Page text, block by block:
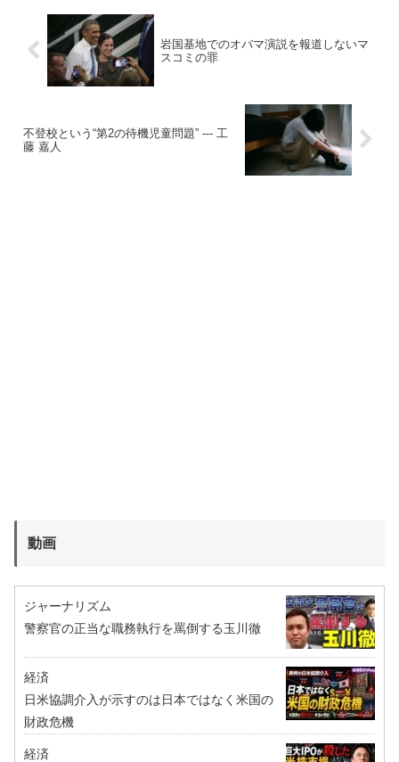
岩国基地でのオバマ演説を報道しないマ
スコミの罪
不登校という“第2の待機児童問題” --- 工
藤 嘉人
動画
ジャーナリズム
警察官の正当な職務執行を罵倒する玉川徹
経済
日米協調介入が示すのは日本ではなく米国の
財政危機
経済